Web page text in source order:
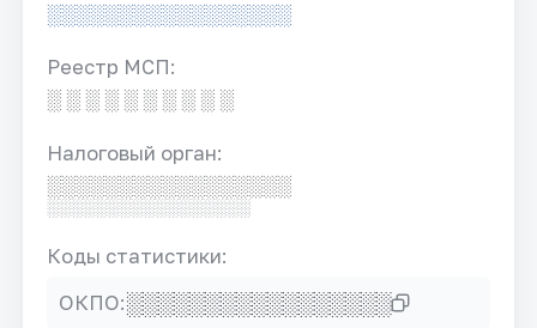
░░░░░░░░░░░░░░░░░
Реестр МСП:
░ ░ ░ ░ ░ ░ ░ ░ ░ ░
Налоговый орган:
░░░░░░░░░░░░░░░░░
░░░░░░░░░░░░░░░░░
Коды статистики:
ОКПО:░░░░░░░░░░░░░░░░░